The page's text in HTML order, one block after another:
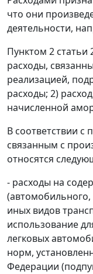
что они
деятельности,
Пунктом 2 статьи
расходы,
реализацией,
расходы; 2)
начисленной
В соответствии с
связанным с
относятся
- расходы на
иных видов
использование
легковых
норм,
Федерации